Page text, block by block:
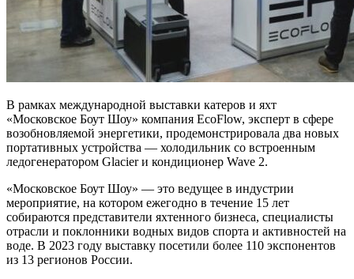
В рамках международной выставки катеров и яхт
«Московское Боут Шоу» компания EcoFlow, эксперт в сфере
возобновляемой энергетики, продемонстрировала два новых
портативных устройства — холодильник со встроенным
ледогенератором Glacier и кондиционер Wave 2.
«Московское Боут Шоу» — это ведущее в индустрии
мероприятие, на котором ежегодно в течение 15 лет
собираются представители яхтенного бизнеса, специалисты
отрасли и поклонники водных видов спорта и активностей на
воде. В 2023 году выставку посетили более 110 экспонентов
из 13 регионов России.